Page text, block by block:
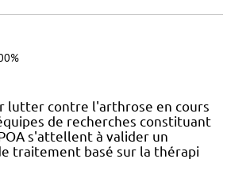
lutter contre l'arthrose en cours
de recherches constituant
s'attellent à valider un
traitement basé sur la thérapi